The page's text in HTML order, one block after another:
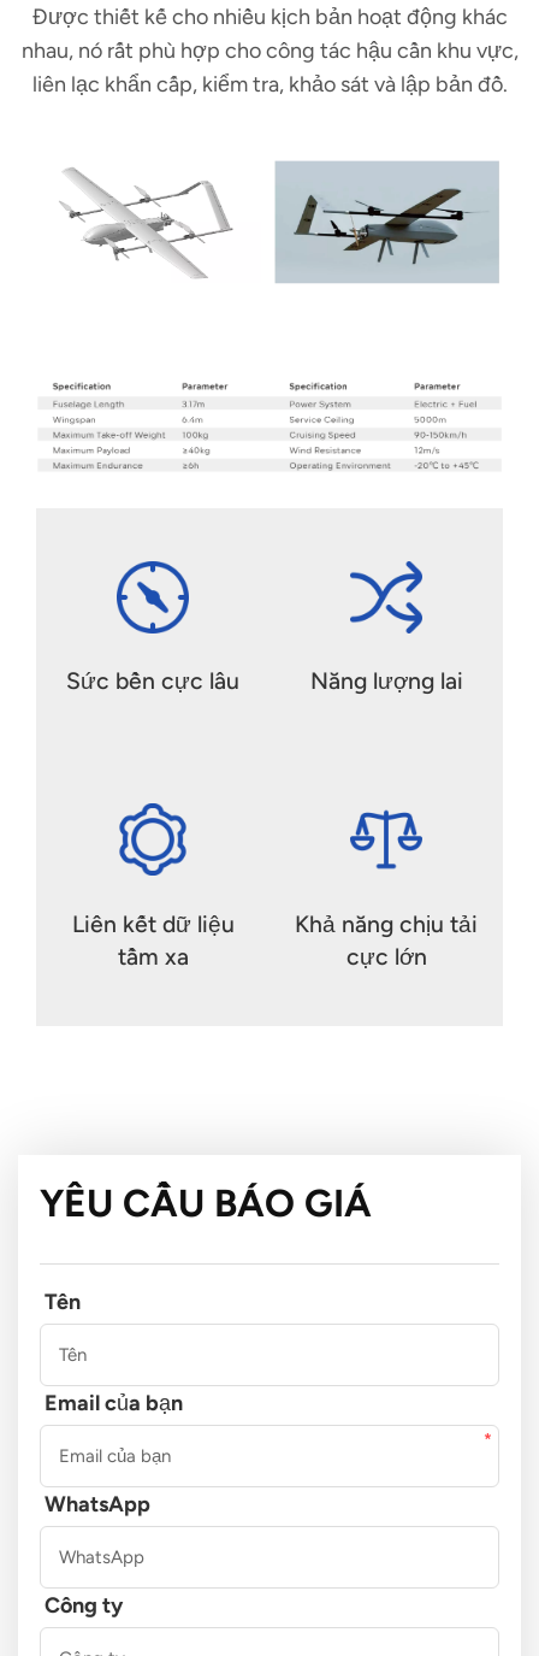
Được thiết kế cho nhiều kịch bản hoạt động khác
nhau, nó rất phù hợp cho công tác hậu cần khu vực,
liên lạc khẩn cấp, kiểm tra, khảo sát và lập bản đồ.
Sức bền cực lâu Năng lượng lai
Liên kết dữ liệu
tầm xa
Khả năng chịu tải
cực lớn
YÊU CẦU BÁO GIÁ
Tên
Email của bạn
WhatsApp
Công ty